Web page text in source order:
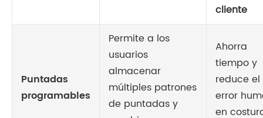
cliente
Puntadas
programables
Permite a los
usuarios
almacenar
múltiples patrones
de puntadas y
Ahorra
tiempo y
reduce el
error
en